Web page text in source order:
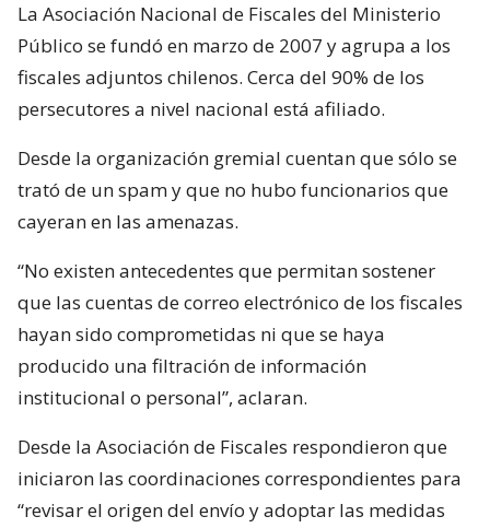
La Asociación Nacional de Fiscales del Ministerio
Público se fundó en marzo de 2007 y agrupa a los
fiscales adjuntos chilenos. Cerca del 90% de los
persecutores a nivel nacional está afiliado.
Desde la organización gremial cuentan que sólo se
trató de un spam y que no hubo funcionarios que
cayeran en las amenazas.
“No existen antecedentes que permitan sostener
que las cuentas de correo electrónico de los fiscales
hayan sido comprometidas ni que se haya
producido una filtración de información
institucional o personal”, aclaran.
Desde la Asociación de Fiscales respondieron que
iniciaron las coordinaciones correspondientes para
“revisar el origen del envío y adoptar las medidas